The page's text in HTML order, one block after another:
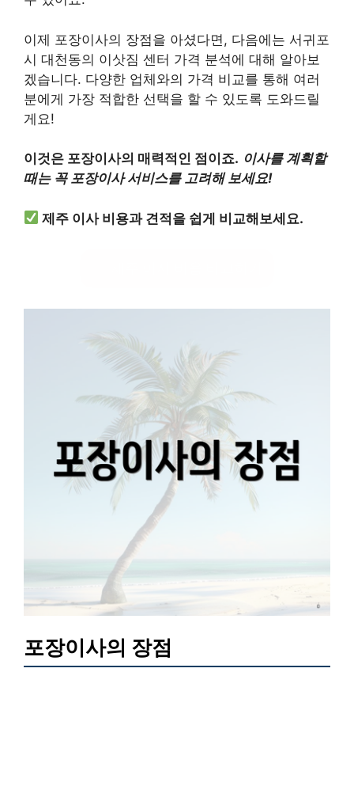
이제 포장이사의 장점을 아셨다면, 다음에는 서귀포
시 대천동의 이삿짐 센터 가격 분석에 대해 알아보
겠습니다. 다양한 업체와의 가격 비교를 통해 여러
분에게 가장 적합한 선택을 할 수 있도록 도와드릴
게요!
이것은 포장이사의 매력적인 점이죠. 이사를 계획할
때는 꼭 포장이사 서비스를 고려해 보세요!
제주 이사 비용과 견적을 쉽게 비교해보세요.
포장이사의 장점